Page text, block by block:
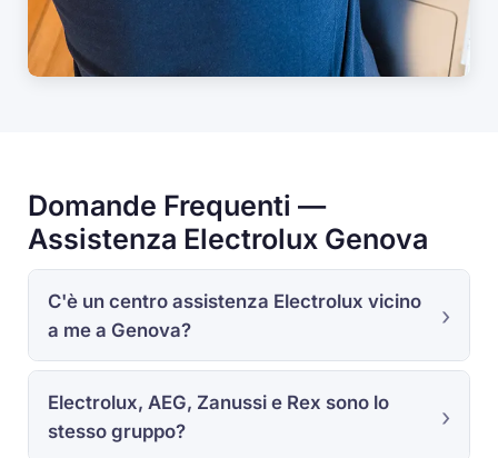
Domande Frequenti —
Assistenza Electrolux Genova
C'è un centro assistenza Electrolux vicino
a me a Genova?
Electrolux, AEG, Zanussi e Rex sono lo
stesso gruppo?